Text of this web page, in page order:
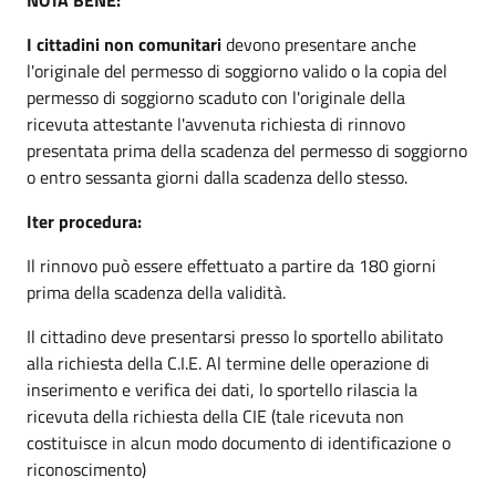
I cittadini non comunitaridevono presentare anche
l'originale del permesso di soggiorno valido o la copia del
permesso di soggiorno scaduto con l'originale della
ricevuta attestante l'avvenuta richiesta di rinnovo
presentata prima della scadenza del permesso di soggiorno
o entro sessanta giorni dalla scadenza dello stesso.
Iter procedura:
Il rinnovo può essere effettuato a partire da 180 giorni
prima della scadenza della validità.
Il cittadino deve presentarsi presso lo sportello abilitato
alla richiesta della C.I.E. Al termine delle operazione di
inserimento e verifica dei dati, lo sportello rilascia la
ricevuta della richiesta della CIE (tale ricevuta non
costituisce in alcun modo documento di identificazione o
riconoscimento)